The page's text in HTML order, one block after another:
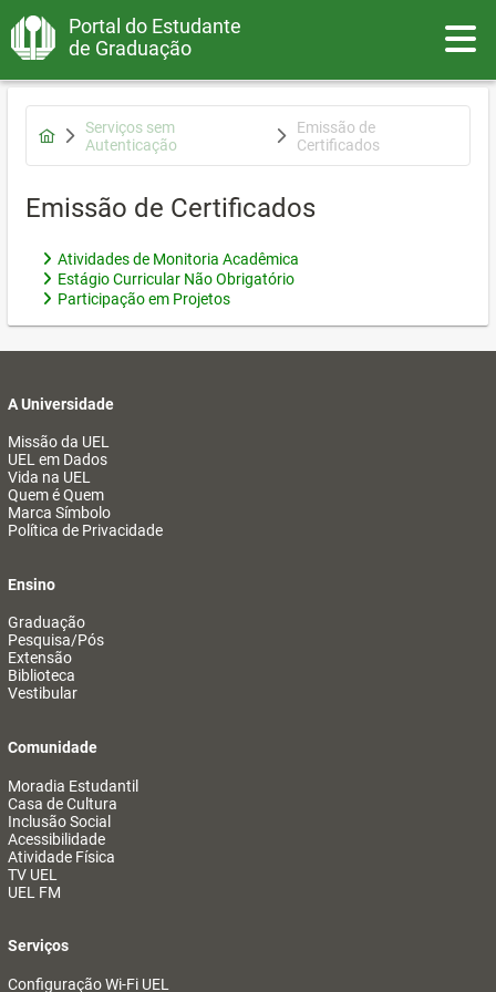
Portal do Estudante
de Graduação
Serviços sem
Autenticação
Emissão de
Certificados
Emissão de Certificados
Atividades de Monitoria Acadêmica
Estágio Curricular Não Obrigatório
Participação em Projetos
A Universidade
Missão da UEL
UEL em Dados
Vida na UEL
Quem é Quem
Marca Símbolo
Política de Privacidade
Ensino
Graduação
Pesquisa/Pós
Extensão
Biblioteca
Vestibular
Comunidade
Moradia Estudantil
Casa de Cultura
Inclusão Social
Acessibilidade
Atividade Física
TV UEL
UEL FM
Serviços
Configuração Wi-Fi UEL